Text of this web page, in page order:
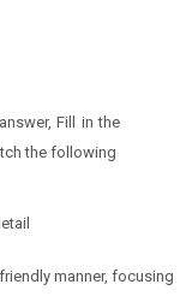
Fill in the
the following
manner, focusing